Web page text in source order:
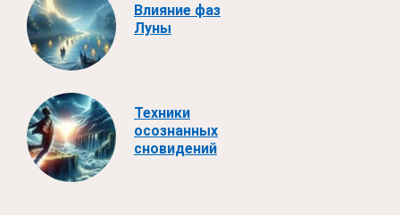
Влияние фаз
Луны
Техники
осознанных
сновидений